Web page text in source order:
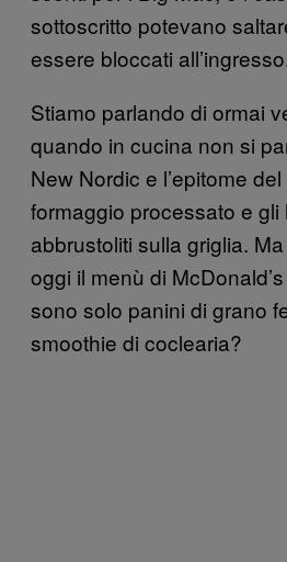
sottoscritto potevano
essere bloccati
Stiamo parlando di ormai
quando in cucina non si
New Nordic e l’epitome
formaggio processato e gli
abbrustoliti sulla griglia.
oggi il menù di
sono solo panini di grano
smoothie di coclearia?